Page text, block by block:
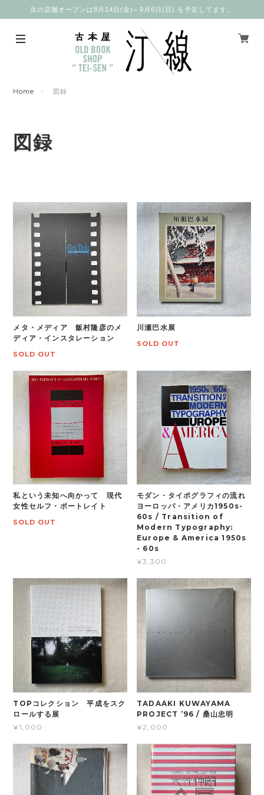
次の店舗オープンは8月14日(金)～9月6日(日) を予定してます。
Home 図録
図録
メタ・メディア 飯村隆彦のメ
ディア・インスタレーション
SOLD OUT
川瀬巴水展
SOLD OUT
私という未知へ向かって 現代
女性セルフ・ポートレイト
SOLD OUT
モダン・タイポグラフィの流れ
ヨーロッパ・アメリカ1950s-
60s / Transition of
Modern Typography:
Europe & America 1950s
- 60s
¥3,300
TOPコレクション 平成をスク
ロールする展
¥1,000
TADAAKI KUWAYAMA
PROJECT ’96 / 桑山忠明
¥2,000